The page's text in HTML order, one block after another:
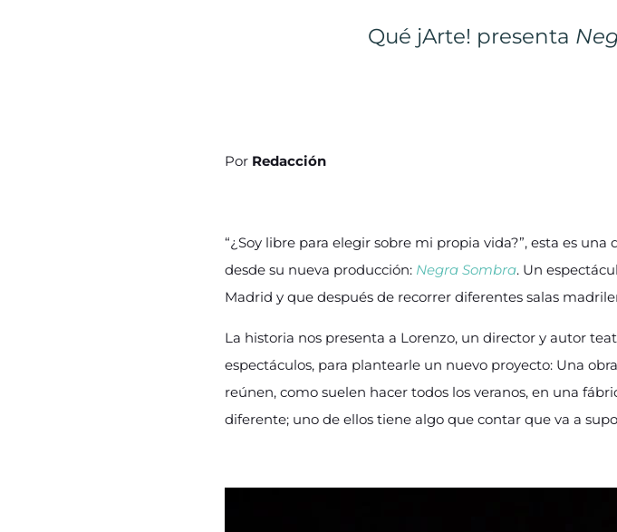
Qué jArte! presenta
Por Redacción
“¿Soy libre para elegir sobre mi propia vida?”, esta es
desde su nueva producción: Negra Sombra. Un
Madrid y que después de recorrer diferentes salas
La historia nos presenta a Lorenzo, un director y autor
espectáculos, para plantearle un nuevo proyecto: Una
reúnen, como suelen hacer todos los veranos, en una
diferente; uno de ellos tiene algo que contar que va a